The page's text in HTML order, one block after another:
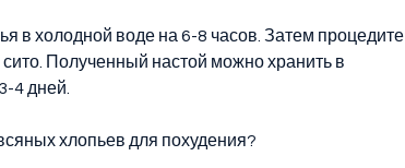
в холодной воде на 6-8 часов. Затем процедите
Полученный настой можно хранить в
4 дней.
хлопьев для похудения?